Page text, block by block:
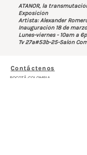
ATANOR, la
Exposición
Artista: Alexander
Inauguración 18 de
Lunes-viernes - 10am a
Tv 27a#53b-25-Salón
Contáctenos
BOGOTÁ-COLOMBIA